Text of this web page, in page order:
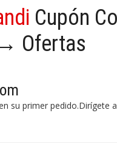
Cupón
Ofertas
su primer pedido.Dirígete